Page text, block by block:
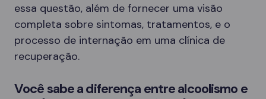
essa questão, além de fornecer uma visão
completa sobre sintomas, tratamentos, e o
processo de internação em uma clínica de
recuperação.
Você sabe a diferença entre alcoolismo e